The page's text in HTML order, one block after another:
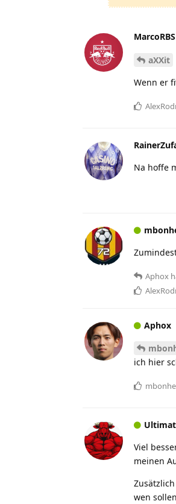
MarcoRBS
aXXit
Wenn er
Na hoffe
Aphox
Aphox
ich hier
Viel
meinen
wen